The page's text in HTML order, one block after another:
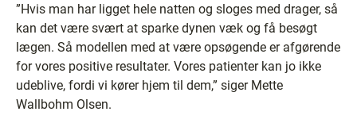
”Hvis man har ligget hele natten og sloges med drager, så
kan det være svært at sparke dynen væk og få besøgt
lægen. Så modellen med at være opsøgende er afgørende
for vores positive resultater. Vores patienter kan jo ikke
udeblive, fordi vi kører hjem til dem,” siger Mette
Wallbohm Olsen.